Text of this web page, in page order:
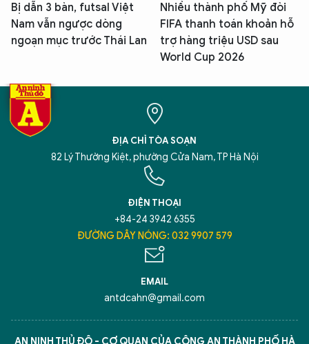
Bị dẫn 3 bàn, futsal Việt
Nam vẫn ngược dòng
ngoạn mục trước Thái Lan
Nhiều thành phố Mỹ đòi
FIFA thanh toán khoản hỗ
trợ hàng triệu USD sau
World Cup 2026
ĐỊA CHỈ TÒA SOẠN
82 Lý Thường Kiệt, phường Cửa Nam, TP Hà Nội
ĐIỆN THOẠI
+84-24 3942 6355
ĐƯỜNG DÂY NÓNG: 032 9907 579
EMAIL
antdcahn@gmail.com